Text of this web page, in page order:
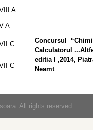
VIII A
V A
VII C
Concursul
Calculatorul
editia I ,2014,
Neamt
VII C
All rights reserved.